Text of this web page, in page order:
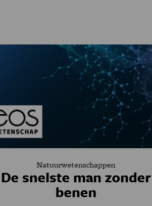
Natuurwetenschappen
De snelste man zonder
benen